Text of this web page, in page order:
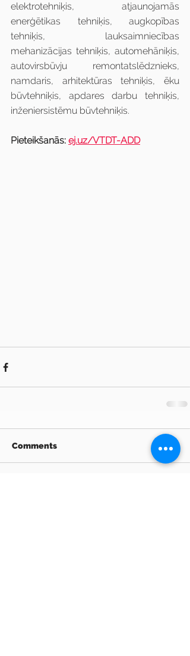
elektrotehniķis, atjaunojamās
enerģētikas tehniķis, augkopības
tehniķis, lauksaimniecības
mehanizācijas tehniķis, automehāniķis,
autovirsbūvju remontatslēdznieks,
namdaris, arhitektūras tehniķis, ēku
būvtehniķis, apdares darbu tehniķis,
inženiersistēmu būvtehniķis.
Pieteikšanās: ej.uz/VTDT-ADD
Comments